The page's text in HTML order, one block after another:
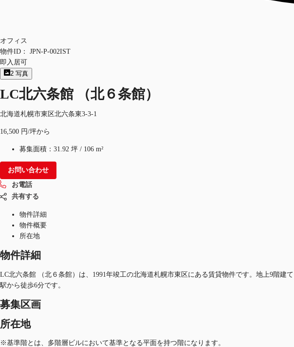
オフィス
物件ID：
JPN-P-002IST
即入居可
2 写真
LC北六条館 （北６条館）
北海道札幌市東区北六条東3-3-1
16,500 円/坪から
募集面積： 31.92 坪 / 106 m²
お問い合わせ
お電話
共有する
物件詳細
物件概要
所在地
物件詳細
LC北六条館 （北６条館）は、1991年竣工の北海道札幌市東区にある賃貸物件です。地上9階
駅から徒歩6分です。
募集区画
所在地
※基準階とは、多階層ビルにおいて基準となる平面を持つ階になります。